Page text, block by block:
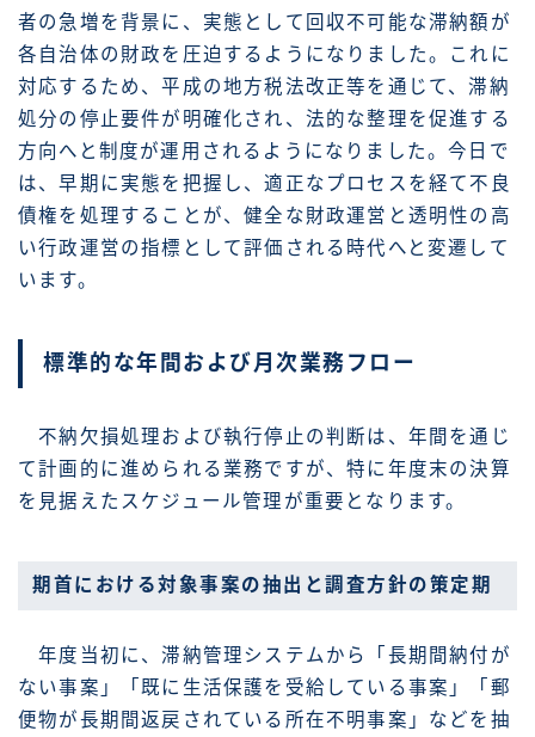
者の急増を背景に、実態として回収不可能な滞納額が
各自治体の財政を圧迫するようになりました。これに
対応するため、平成の地方税法改正等を通じて、滞納
処分の停止要件が明確化され、法的な整理を促進する
方向へと制度が運用されるようになりました。今日で
は、早期に実態を把握し、適正なプロセスを経て不良
債権を処理することが、健全な財政運営と透明性の高
い行政運営の指標として評価される時代へと変遷して
います。
標準的な年間および月次業務フロー
不納欠損処理および執行停止の判断は、年間を通じ
て計画的に進められる業務ですが、特に年度末の決算
を見据えたスケジュール管理が重要となります。
期首における対象事案の抽出と調査方針の策定期
年度当初に、滞納管理システムから「長期間納付が
ない事案」「既に生活保護を受給している事案」「郵
便物が長期間返戻されている所在不明事案」などを抽